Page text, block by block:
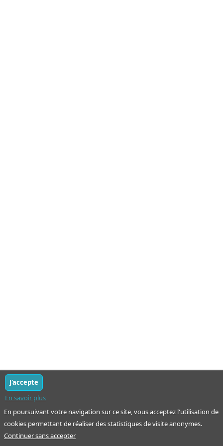
En poursuivant votre navigation sur ce site, vous acceptez l'utilisation de
cookies permettant de réaliser des statistiques de visite anonymes.
En savoir plus
J'accepte
Continuer sans accepter